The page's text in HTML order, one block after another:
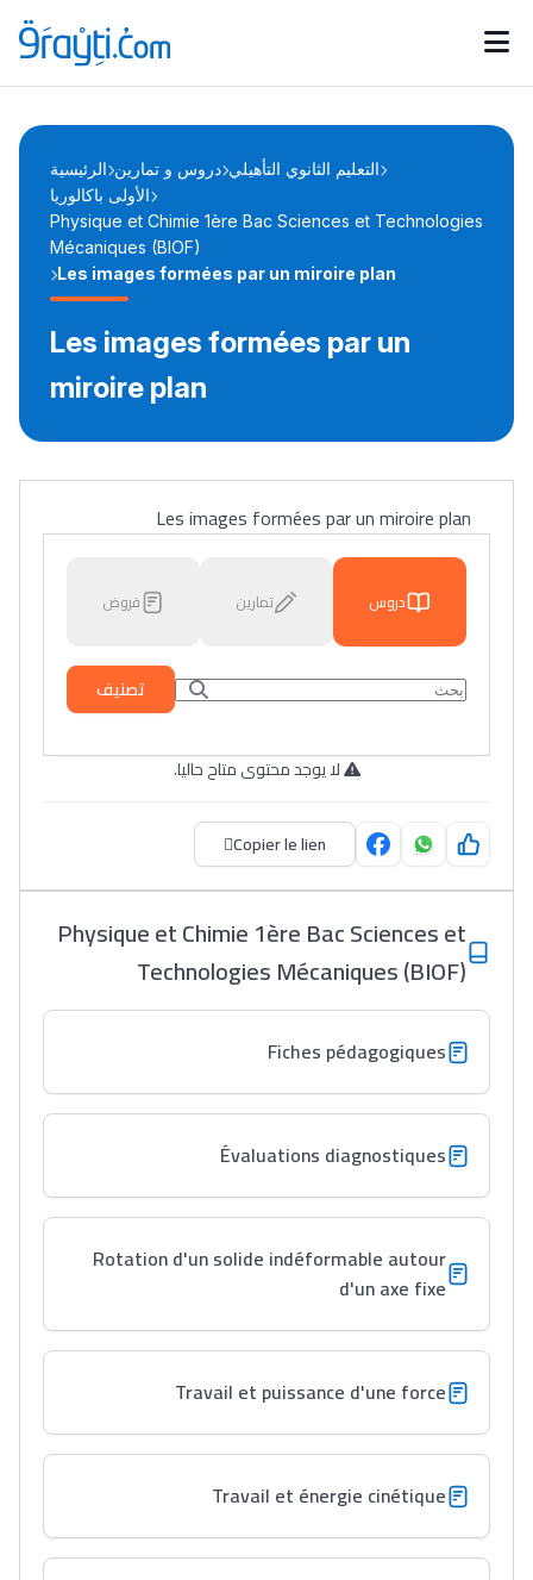
Catégories
d'actualités
Annonces bourses
الرئيسية دروس و تمارين التعليم الثانوي التأهيلي
الأولى باكالوريا
Physique et Chimie 1ère Bac Sciences et Technologies
Mécaniques (BIOF)
Les images formées par un miroire plan
Les images formées par un
miroire plan
Les images formées par un miroire plan
دروس تمارين فروض
تصنيف
لا يوجد محتوى متاح حاليا.
Copier le lien
Physique et Chimie 1ère Bac Sciences et
Technologies Mécaniques (BIOF)
Fiches pédagogiques
Évaluations diagnostiques
Rotation d'un solide indéformable autour
d'un axe fixe
Travail et puissance d'une force
Travail et énergie cinétique